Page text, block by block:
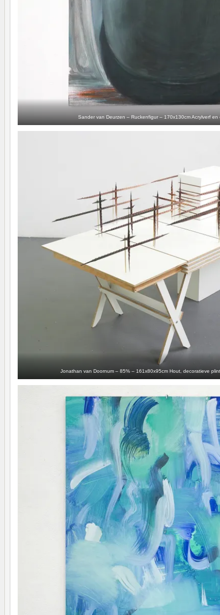
Sander van Deurzen – Ruckenfigur – 170x130cm Acrylverf en
Jonathan van Doornum – 85% – 161x80x95cm Hout, decoratieve